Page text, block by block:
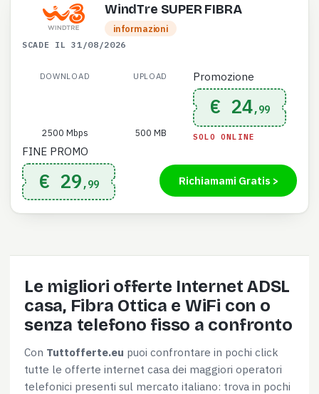
WindTre SUPER FIBRA
informazioni
SCADE IL 31/08/2026
DOWNLOAD
2500 Mbps
UPLOAD
500 MB
Promozione
€ 24,99
SOLO ONLINE
FINE PROMO
€ 29 ,99 Richiamami Gratis >
Le migliori offerte Internet ADSL
casa, Fibra Ottica e WiFi con o
senza telefono fisso a confronto
Con Tuttofferte.eu puoi confrontare in pochi click
tutte le offerte internet casa dei maggiori operatori
telefonici presenti sul mercato italiano: trova in pochi